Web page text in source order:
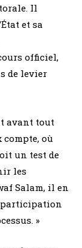
Il
et sa
officiel,
de levier
avant tout
compte, où
un test de
les
Salam, il en
participation
»